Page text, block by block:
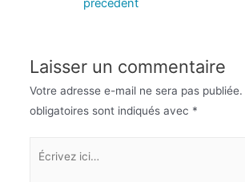
précédent
Laisser un commentaire
Votre adresse e-mail ne sera pas publiée.
obligatoires sont indiqués avec *